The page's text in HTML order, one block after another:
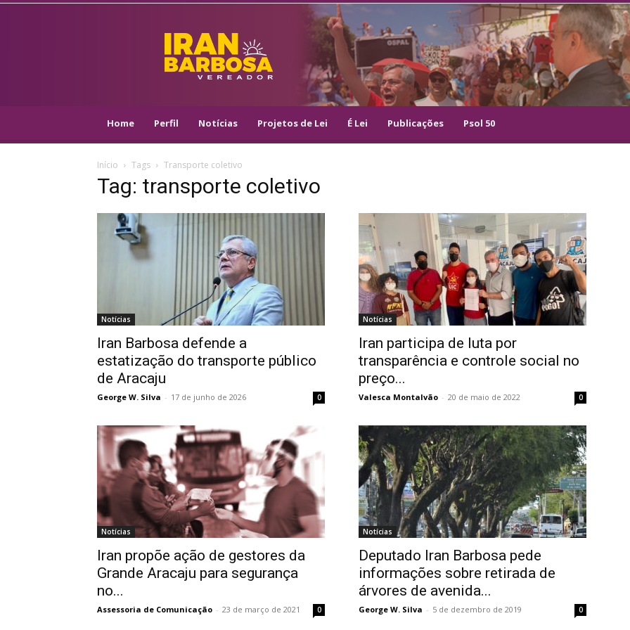
IRAN
BARBOSA
–
VEREADOR
–
Home Perfil Notícias Projetos de Lei É Lei Publicações Psol 50
Início Tags Transporte coletivo
Tag: transporte coletivo
Notícias
Iran Barbosa defende a
estatização do transporte público
de Aracaju
George W. Silva - 17 de junho de 2026 0
Notícias
Iran participa de luta por
transparência e controle social no
preço...
Valesca Montalvão - 20 de maio de 2022 0
Notícias
Iran propõe ação de gestores da
Grande Aracaju para segurança
no...
Assessoria de Comunicação - 23 de março de 2021 0
Notícias
Deputado Iran Barbosa pede
informações sobre retirada de
árvores de avenida...
George W. Silva - 5 de dezembro de 2019 0